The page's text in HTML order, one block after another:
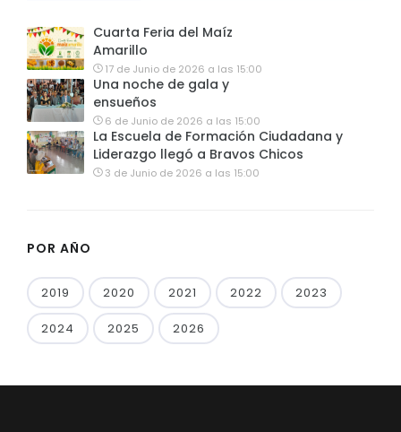
Cuarta Feria del Maíz
Amarillo
17 de Junio de 2026 a las 15:00
Una noche de gala y
ensueños
6 de Junio de 2026 a las 15:00
La Escuela de Formación Ciudadana y
Liderazgo llegó a Bravos Chicos
3 de Junio de 2026 a las 15:00
POR AÑO
2019 2020 2021 2022 2023
2024 2025 2026